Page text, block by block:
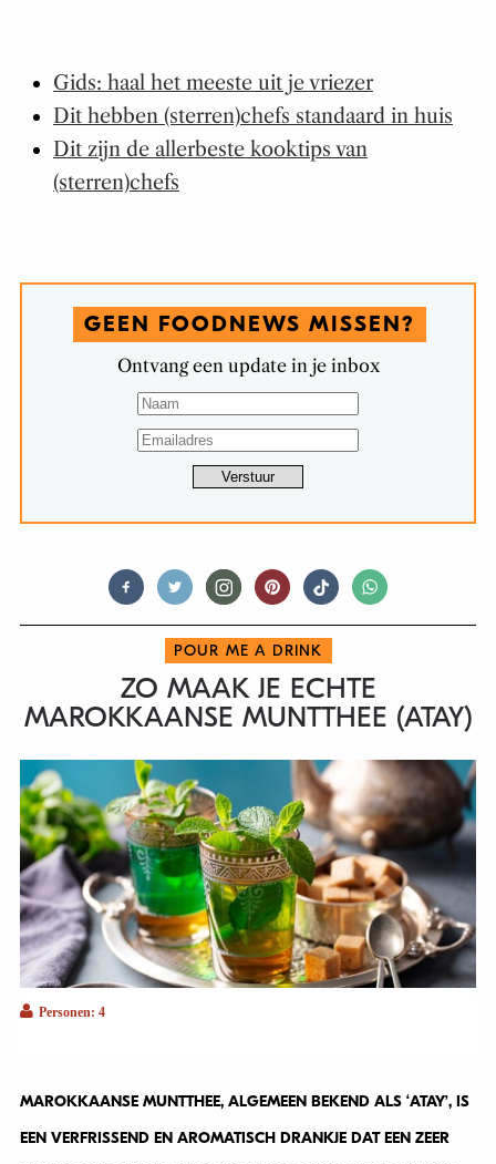
Gids: haal het meeste uit je vriezer
Dit hebben (sterren)chefs standaard in huis
Dit zijn de allerbeste kooktips van
(sterren)chefs
GEEN FOODNEWS MISSEN?
Ontvang een update in je inbox
POUR ME A DRINK
ZO MAAK JE ECHTE
MAROKKAANSE MUNTTHEE (ATAY)
Personen: 4
MAROKKAANSE MUNTTHEE, ALGEMEEN BEKEND ALS ‘ATAY’, IS
EEN VERFRISSEND EN AROMATISCH DRANKJE DAT EEN ZEER